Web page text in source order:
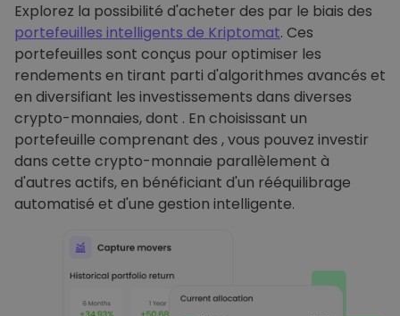
Explorez la possibilité d'acheter des par le biais des
portefeuilles intelligents de Kriptomat. Ces
portefeuilles sont conçus pour optimiser les
rendements en tirant parti d'algorithmes avancés et
en diversifiant les investissements dans diverses
crypto-monnaies, dont . En choisissant un
portefeuille comprenant des , vous pouvez investir
dans cette crypto-monnaie parallèlement à
d'autres actifs, en bénéficiant d'un rééquilibrage
automatisé et d'une gestion intelligente.